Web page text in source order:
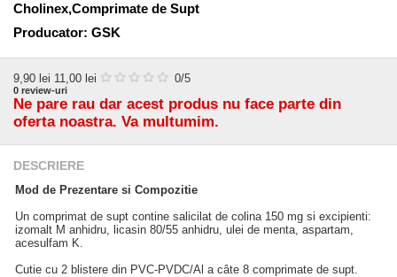
Cholinex,Comprimate de Supt
Producator: GSK
9,90 lei 11,00 lei 0/5
0 review-uri
Ne pare rau dar acest produs nu face parte din
oferta noastra. Va multumim.
DESCRIERE
Mod de Prezentare si Compozitie
Un comprimat de supt contine salicilat de colina 150 mg si excipienti:
izomalt M anhidru, licasin 80/55 anhidru, ulei de menta, aspartam,
acesulfam K.
Cutie cu 2 blistere din PVC-PVDC/Al a câte 8 comprimate de supt.